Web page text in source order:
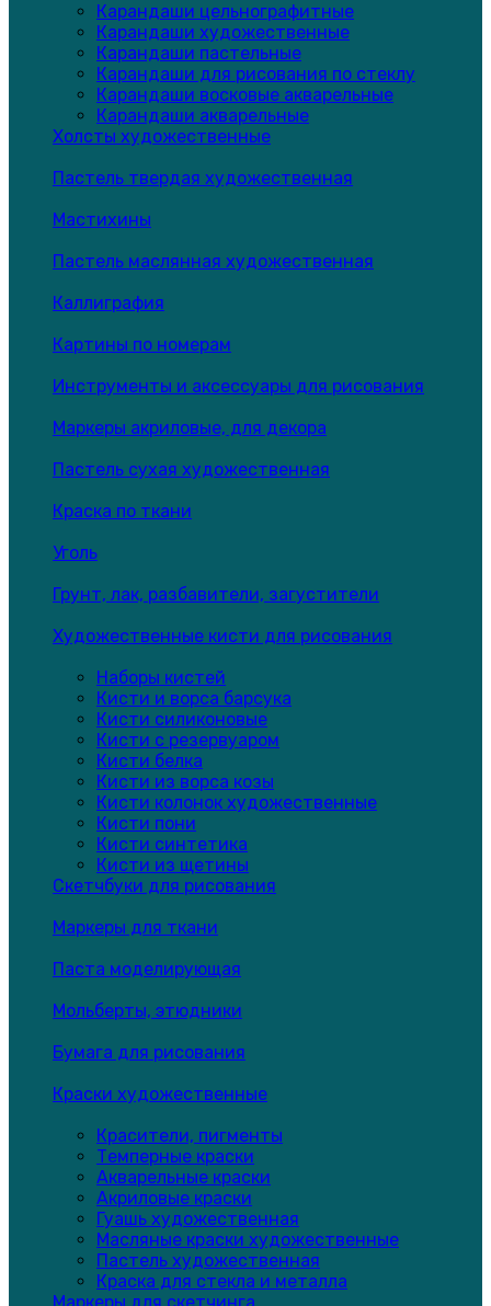
Карандаши цельнографитные
Карандаши художественные
Карандаши пастельные
Карандаши для рисования по стеклу
Карандаши восковые акварельные
Карандаши акварельные
Холсты художественные
Пастель твердая художественная
Мастихины
Пастель маслянная художественная
Каллиграфия
Картины по номерам
Инструменты и аксессуары для рисования
Маркеры акриловые, для декора
Пастель сухая художественная
Краска по ткани
Уголь
Грунт, лак, разбавители, загустители
Художественные кисти для рисования
Наборы кистей
Кисти и ворса барсука
Кисти силиконовые
Кисти с резервуаром
Кисти белка
Кисти из ворса козы
Кисти колонок художественные
Кисти пони
Кисти синтетика
Кисти из щетины
Скетчбуки для рисования
Маркеры для ткани
Паста моделирующая
Мольберты, этюдники
Бумага для рисования
Краски художественные
Красители, пигменты
Темперные краски
Акварельные краски
Акриловые краски
Гуашь художественная
Масляные краски художественные
Пастель художественная
Краска для стекла и металла